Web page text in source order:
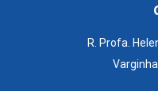
R. Profa.